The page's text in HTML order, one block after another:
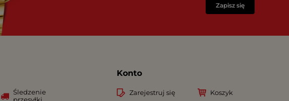
Zapisz się
Śledzenie
Konto
Zarejestruj się
Koszyk